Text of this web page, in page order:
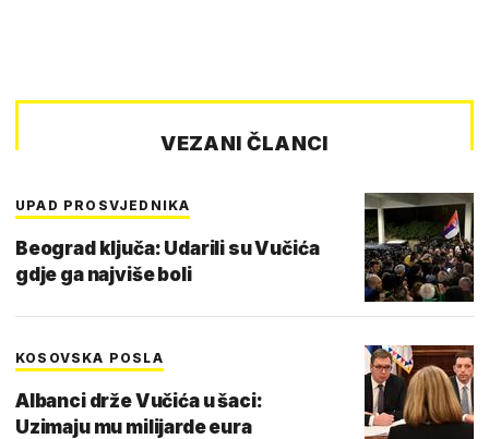
VEZANI ČLANCI
UPAD PROSVJEDNIKA
Beograd ključa: Udarili su Vučića
gdje ga najviše boli
KOSOVSKA POSLA
Albanci drže Vučića u šaci:
Uzimaju mu milijarde eura